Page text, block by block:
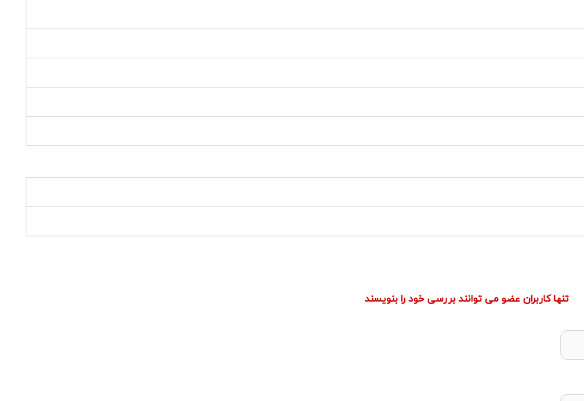
تنها کاربران عضو می توانند بررسی خود را بنویسند